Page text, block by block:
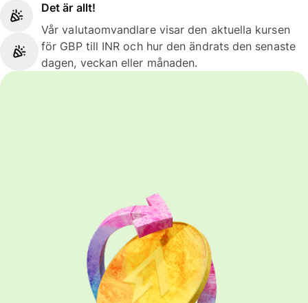
Det är allt!
Vår valutaomvandlare visar den aktuella kursen
för GBP till INR och hur den ändrats den senaste
dagen, veckan eller månaden.